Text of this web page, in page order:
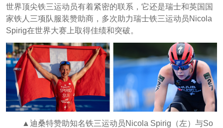
世界顶尖铁三运动员有着紧密的联系，它还是瑞士和英国国
家铁人三项队服装赞助商，多次助力瑞士铁三运动员Nicola
Spirig在世界大赛上取得佳绩和突破。
▲迪桑特赞助知名铁三运动员Nicola Spirig（左）与So